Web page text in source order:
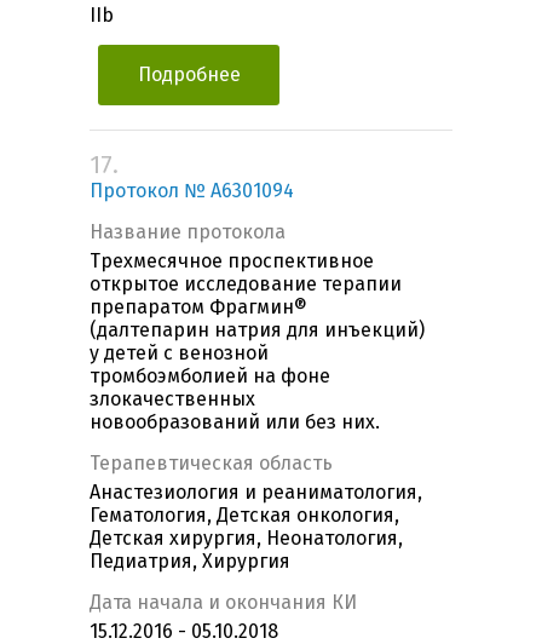
IIb
Подробнее
17.
Протокол № A6301094
Название протокола
Трехмесячное проспективное
открытое исследование терапии
препаратом Фрагмин®
(далтепарин натрия для инъекций)
у детей с венозной
тромбоэмболией на фоне
злокачественных
новообразований или без них.
Терапевтическая область
Анастезиология и реаниматология,
Гематология, Детская онкология,
Детская хирургия, Неонатология,
Педиатрия, Хирургия
Дата начала и окончания КИ
15.12.2016 - 05.10.2018